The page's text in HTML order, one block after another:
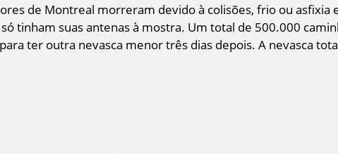
de Montreal morreram devido à colisões, frio ou asfixia
tinham suas antenas à mostra. Um total de 500.000
ter outra nevasca menor três dias depois. A nevasca